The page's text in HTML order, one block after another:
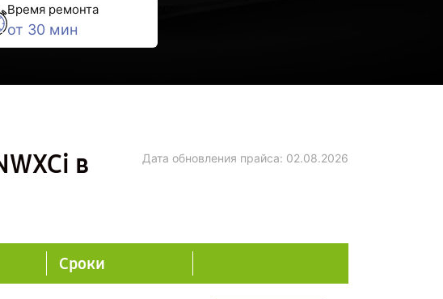
Время ремонта
от 30 мин
в
Дата обновления прайса: 02.08.2026
Сроки